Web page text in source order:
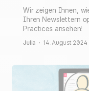
Wir zeigen Ihnen,
Ihren Newslettern
Practices ansehen!
Julia · 14. August 2024